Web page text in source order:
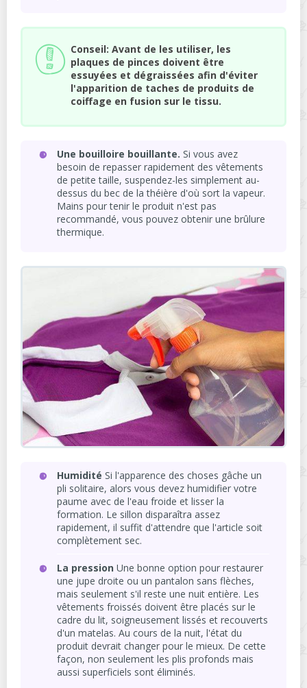
Conseil: Avant de les utiliser, les
plaques de pinces doivent être
essuyées et dégraissées afin d'éviter
l'apparition de taches de produits de
coiffage en fusion sur le tissu.
Une bouilloire bouillante. Si vous avez
besoin de repasser rapidement des vêtements
de petite taille, suspendez-les simplement au-
dessus du bec de la théière d'où sort la vapeur.
Mains pour tenir le produit n'est pas
recommandé, vous pouvez obtenir une brûlure
thermique.
Humidité Si l'apparence des choses gâche un
pli solitaire, alors vous devez humidifier votre
paume avec de l'eau froide et lisser la
formation. Le sillon disparaîtra assez
rapidement, il suffit d'attendre que l'article soit
complètement sec.
La pression Une bonne option pour restaurer
une jupe droite ou un pantalon sans flèches,
mais seulement s'il reste une nuit entière. Les
vêtements froissés doivent être placés sur le
cadre du lit, soigneusement lissés et recouverts
d'un matelas. Au cours de la nuit, l'état du
produit devrait changer pour le mieux. De cette
façon, non seulement les plis profonds mais
aussi superficiels sont éliminés.